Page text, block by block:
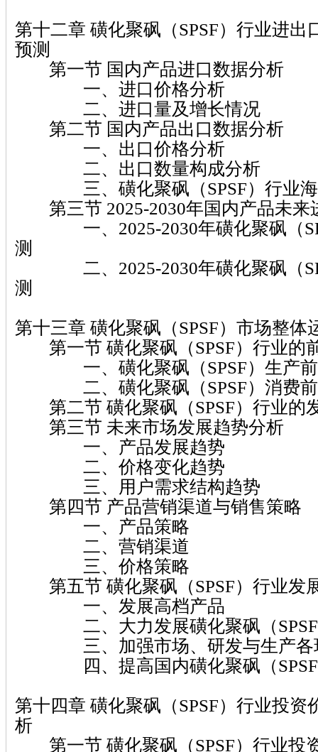
第十二章 磺化聚砜（SPSF）行业进出
预测
第一节 国内产品进口数据分析
一、进口价格分析
二、进口量及增长情况
第二节 国内产品出口数据分析
一、出口价格分析
二、出口数量构成分析
三、磺化聚砜（SPSF）行业海
第三节 2025-2030年国内产品未来
一、2025-2030年磺化聚砜（
测
二、2025-2030年磺化聚砜（
测
第十三章 磺化聚砜（SPSF）市场整体
第一节 磺化聚砜（SPSF）行业的
一、磺化聚砜（SPSF）生产前
二、磺化聚砜（SPSF）消费前
第二节 磺化聚砜（SPSF）行业的
第三节 未来市场发展趋势分析
一、产品发展趋势
二、价格变化趋势
三、用户需求结构趋势
第四节 产品营销渠道与销售策略
一、产品策略
二、营销渠道
三、价格策略
第五节 磺化聚砜（SPSF）行业发
一、发展高档产品
二、大力发展磺化聚砜（SPSF
三、加强市场、研发与生产各
四、提高国内磺化聚砜（SPSF
第十四章 磺化聚砜（SPSF）行业投资
析
第一节 磺化聚砜（SPSF）行业投